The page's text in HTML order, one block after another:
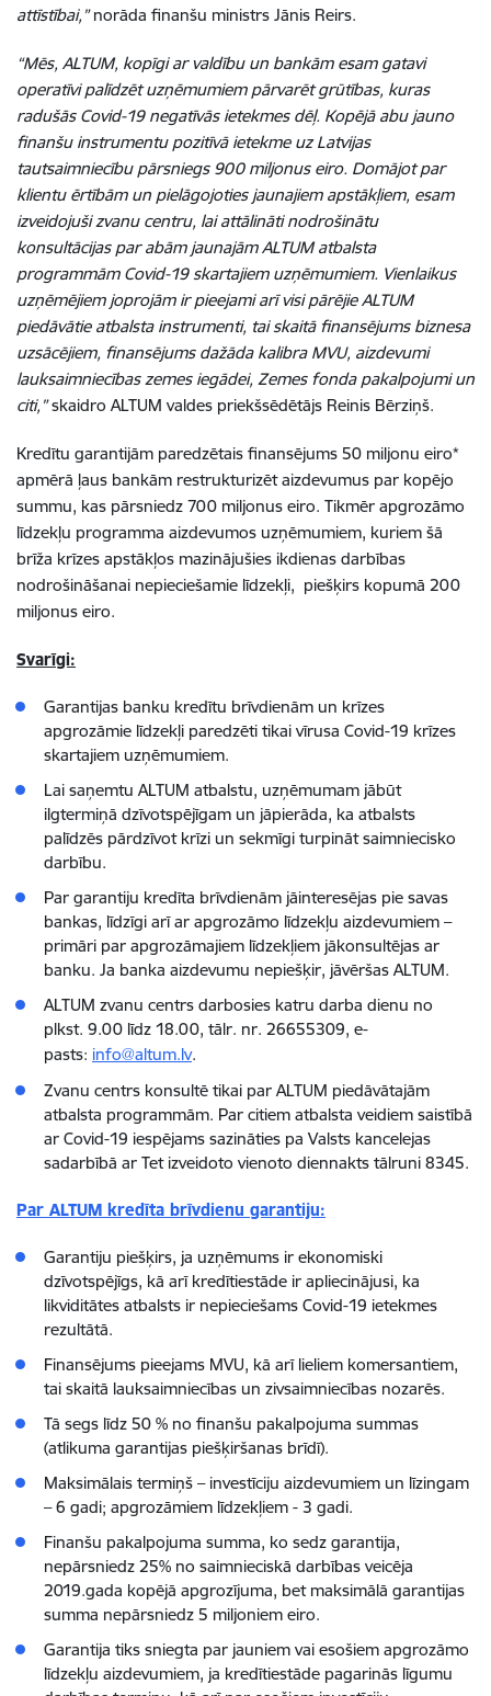
attīstībai,”norāda finanšu ministrs Jānis Reirs.
“Mēs, ALTUM, kopīgi ar valdību un bankām esam gatavi
operatīvi palīdzēt uzņēmumiem pārvarēt grūtības, kuras
radušās Covid-19 negatīvās ietekmes dēļ. Kopējā abu jauno
finanšu instrumentu pozitīvā ietekme uz Latvijas
tautsaimniecību pārsniegs 900 miljonus eiro. Domājot par
klientu ērtībām un pielāgojoties jaunajiem apstākļiem, esam
izveidojuši zvanu centru, lai attālināti nodrošinātu
konsultācijas par abām jaunajām ALTUM atbalsta
programmām Covid-19 skartajiem uzņēmumiem. Vienlaikus
uzņēmējiem joprojām ir pieejami arī visi pārējie ALTUM
piedāvātie atbalsta instrumenti, tai skaitā finansējums biznesa
uzsācējiem, finansējums dažāda kalibra MVU, aizdevumi
lauksaimniecības zemes iegādei, Zemes fonda pakalpojumi un
citi,”skaidro ALTUM valdes priekšsēdētājs Reinis Bērziņš.
Kredītu garantijām paredzētais finansējums 50 miljonu eiro*
apmērā ļaus bankām restrukturizēt aizdevumus par kopējo
summu, kas pārsniedz 700 miljonus eiro. Tikmēr apgrozāmo
līdzekļu programma aizdevumos uzņēmumiem, kuriem šā
brīža krīzes apstākļos mazinājušies ikdienas darbības
nodrošināšanai nepieciešamie līdzekļi, piešķirs kopumā 200
miljonus eiro.
Svarīgi:
Garantijas banku kredītu brīvdienām un krīzes
apgrozāmie līdzekļi paredzēti tikai vīrusa Covid-19 krīzes
skartajiem uzņēmumiem.
Lai saņemtu ALTUM atbalstu, uzņēmumam jābūt
ilgtermiņā dzīvotspējīgam un jāpierāda, ka atbalsts
palīdzēs pārdzīvot krīzi un sekmīgi turpināt saimniecisko
darbību.
Par garantiju kredīta brīvdienām jāinteresējas pie savas
bankas, līdzīgi arī ar apgrozāmo līdzekļu aizdevumiem –
primāri par apgrozāmajiem līdzekļiem jākonsultējas ar
banku. Ja banka aizdevumu nepiešķir, jāvēršas ALTUM.
ALTUM zvanu centrs darbosies katru darba dienu no
plkst. 9.00 līdz 18.00, tālr. nr. 26655309, e-
pasts: info@altum.lv.
Zvanu centrs konsultē tikai par ALTUM piedāvātajām
atbalsta programmām. Par citiem atbalsta veidiem saistībā
ar Covid-19 iespējams sazināties pa Valsts kancelejas
sadarbībā ar Tet izveidoto vienoto diennakts tālruni 8345.
Par ALTUM kredīta brīvdienu garantiju:
Garantiju piešķirs, ja uzņēmums ir ekonomiski
dzīvotspējīgs, kā arī kredītiestāde ir apliecinājusi, ka
likviditātes atbalsts ir nepieciešams Covid-19 ietekmes
rezultātā.
Finansējums pieejams MVU, kā arī lieliem komersantiem,
tai skaitā lauksaimniecības un zivsaimniecības nozarēs.
Tā segs līdz 50 % no finanšu pakalpojuma summas
(atlikuma garantijas piešķiršanas brīdī).
Maksimālais termiņš – investīciju aizdevumiem un līzingam
– 6 gadi; apgrozāmiem līdzekļiem - 3 gadi.
Finanšu pakalpojuma summa, ko sedz garantija,
nepārsniedz 25% no saimnieciskā darbības veicēja
2019.gada kopējā apgrozījuma, bet maksimālā garantijas
summa nepārsniedz 5 miljoniem eiro.
Garantija tiks sniegta par jauniem vai esošiem apgrozāmo
līdzekļu aizdevumiem, ja kredītiestāde pagarinās līgumu